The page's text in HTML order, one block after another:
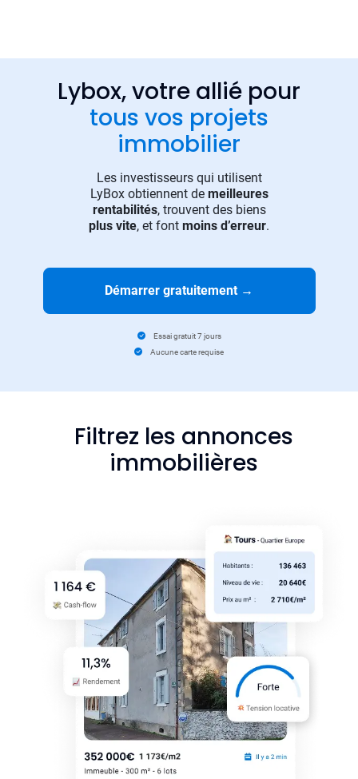
Lybox, votre allié pour
tous vos projets
immobilier
Les investisseurs qui utilisent
LyBox obtiennent de meilleures
rentabilités, trouvent des biens
plus vite, et font moins d’erreur.
Démarrer gratuitement →
Essai gratuit 7 jours
Aucune carte requise
Filtrez les annonces
immobilières